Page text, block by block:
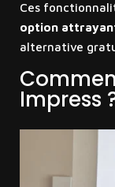
Ces
option
alternative
Impress